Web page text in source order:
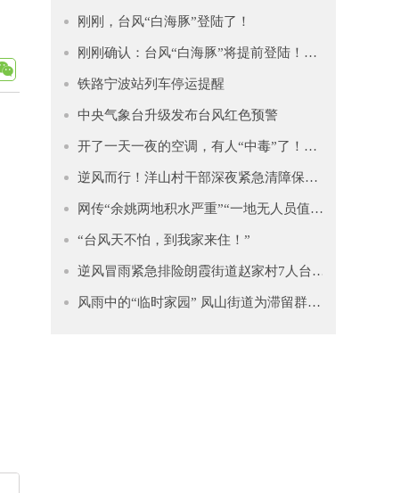
刚刚，台风“白海豚”登陆了！
刚刚确认：台风“白海豚”将提前登陆！最新时间、地点公布！
铁路宁波站列车停运提醒
中央气象台升级发布台风红色预警
开了一天一夜的空调，有人“中毒”了！医生提醒→
逆风而行！洋山村干部深夜紧急清障保平安
网传“余姚两地积水严重”“一地无人员值守”？谣言！
“台风天不怕，到我家来住！”
逆风冒雨紧急排险朗霞街道赵家村7人台风中加固楼顶热水器
风雨中的“临时家园” 凤山街道为滞留群众撑起“安全伞”